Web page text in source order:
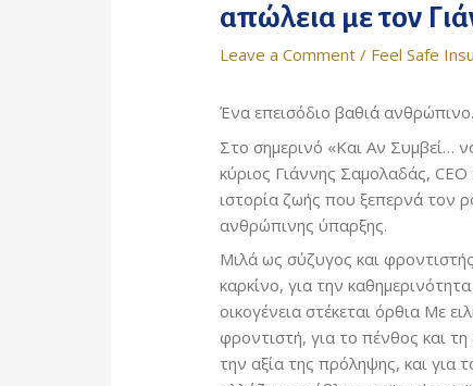
απώλεια με τον
Leave a Comment / Feel Safe
Ένα επεισόδιο βαθιά ανθρώπινο.
Στο σημερινό «Και Αν Συμβεί…
κύριος Γιάννης Σαμολαδάς,
ιστορία ζωής που ξεπερνά τον
ανθρώπινης ύπαρξης.
Μιλά ως σύζυγος και
καρκίνο, για την
οικογένεια στέκεται όρθια Με
φροντιστή, για το πένθος και τη
την αξία της πρόληψης, και για